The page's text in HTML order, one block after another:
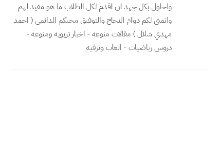
واحاول بكل جهد ان اقدم لكل الطلاب ما هو مفيد لهم
واتمنى لكم دوام النجاح والتوفيق محبكم الدائمي ( احمد
مهدي شلال ) مقالات منوعه - اخبار تربويه ومنوعه -
دروس رياضيات - العاب وترفيه